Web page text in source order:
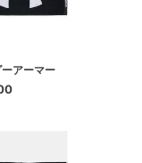
アーマー